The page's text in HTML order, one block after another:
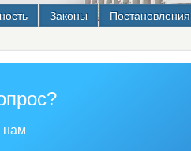
Законы Постановления
нам